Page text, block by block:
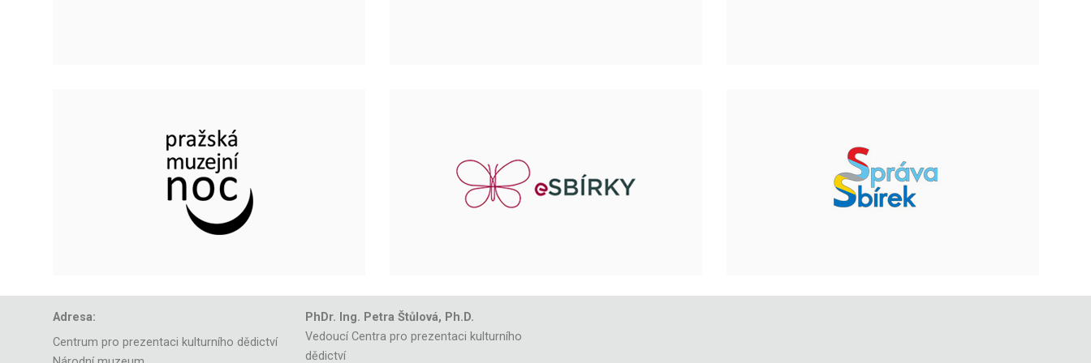
Adresa:
Centrum pro prezentaci kulturního dědictví
PhDr. Ing. Petra Štůlová, Ph.D.
Vedoucí Centra pro prezentaci kulturního
dědictví